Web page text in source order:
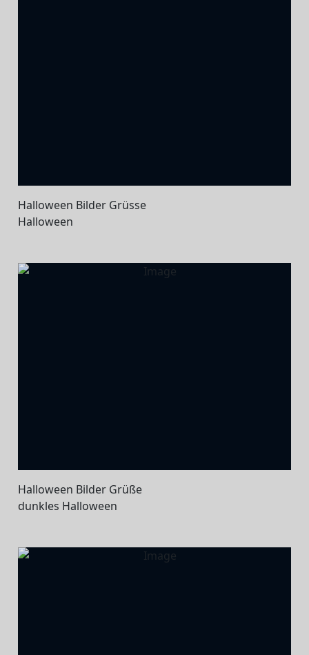
Halloween Bilder Grüsse
Halloween
Halloween Bilder Grüße
dunkles Halloween